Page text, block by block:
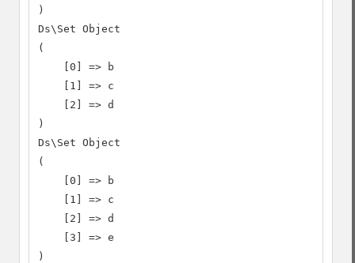
)
Ds\Set Object
(
    [0] => b
    [1] => c
    [2] => d
)
Ds\Set Object
(
    [0] => b
    [1] => c
    [2] => d
    [3] => e
)